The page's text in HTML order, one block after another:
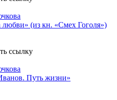
любви» (из кн. «Смех Гоголя»)
Путь жизни»